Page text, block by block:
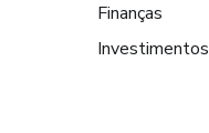
Finanças
Investimentos